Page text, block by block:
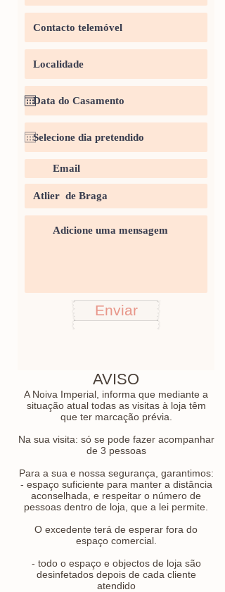
Enviar
AVISO
A Noiva Imperial, informa que mediante a
situação atual todas as visitas à loja têm
que ter marcação prévia.
Na sua visita: só se pode fazer acompanhar
de 3 pessoas
Para a sua e nossa segurança, garantimos:
- espaço suficiente para manter a distância
aconselhada, e respeitar o número de
pessoas dentro de loja, que a lei permite.
O excedente terá de esperar fora do
espaço comercial.
- todo o espaço e objectos de loja são
desinfetados depois de cada cliente
atendido